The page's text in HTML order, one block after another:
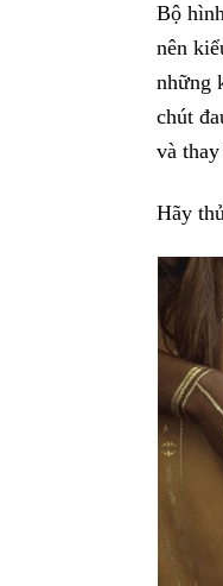
Bộ
nên
những
chút
và
Hãy